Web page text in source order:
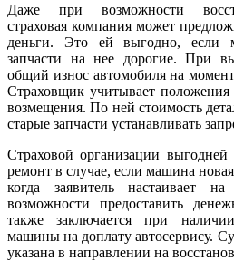
Даже при возможности
страховая компания может
деньги. Это ей выгодно, если
запчасти на нее дорогие. При
общий износ автомобиля на
Страховщик учитывает положения
возмещения. По ней стоимость
старые запчасти устанавливать
Страховой организации выгодней
ремонт в случае, если машина
когда заявитель настаивает
возможности предоставить
также заключается при
машины на доплату автосервису.
указана в направлении на